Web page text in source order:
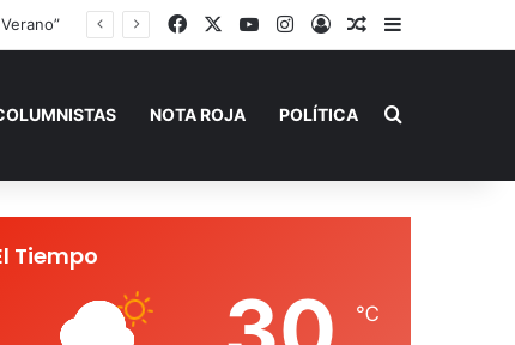
FacebookYouTubeInstagram
AccesoPublicación al
Barra lateral
NOTA ROJA POLÍTICA Buscar por
Tiempo
℃